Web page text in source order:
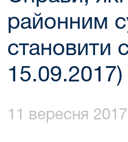
районним
становити
15.09.2017)
11 вересня